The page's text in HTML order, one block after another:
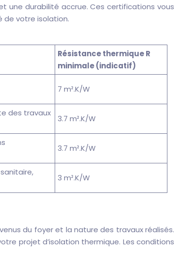
une durabilité accrue. Ces certifications vous
de votre isolation.
Résistance thermique R
minimale (indicatif)
7 m².K/W
des travaux
3.7 m².K/W
3.7 m².K/W
3 m².K/W
du foyer et la nature des travaux réalisés.
projet d’isolation thermique. Les conditions